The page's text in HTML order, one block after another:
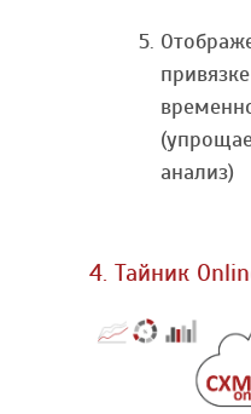
анализ)
4. Тайник